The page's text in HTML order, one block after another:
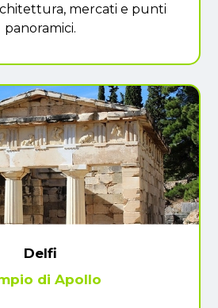
mercati e punti
panoramici.
Delfi
di Apollo